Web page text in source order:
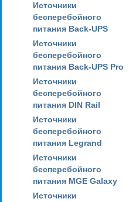
Источники
бесперебойного
питания Back-UPS
Источники
бесперебойного
питания Back-UPS Pro
Источники
бесперебойного
питания DIN Rail
Источники
бесперебойного
питания Legrand
Источники
бесперебойного
питания MGE Galaxy
Источники